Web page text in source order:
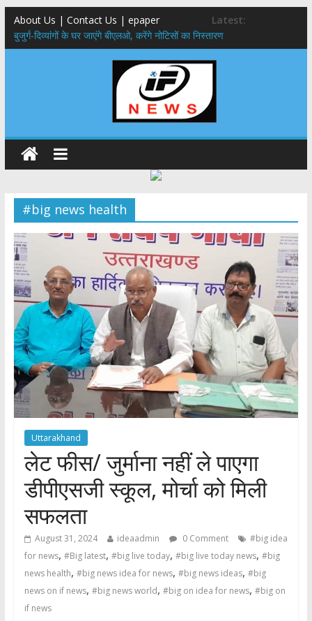
About Us | Contact Us | epaper
Latest:
बुजुर्ग-दिव्यांगों के घर जाएंगे बीएलओ, करेंगे नोटिसों का निस्तारण
24×7 अलर्ट मोड में रहें अधिकारी-मुख्य सचिव मानसून-एसईओसी से मुख्य सचिव ने
की विस्तृत समीक्षा कहा-बंद सड़कों को शीघ्र खोला जाए, लोगों को न हो दिक्कत
459 करोड़ से एचएनबी गढ़वाल विश्वविद्यालय में अनुसंधान संरचना होगी सुदृढ,उच्च
शिक्षा मंत्री धन सिंह रावत ने नवनियुक्त केन्द्रीय शिक्षा मंत्री से की मुलाकात
मुख्यमंत्री से महानिदेशक एनसीसी ने की शिष्टाचार भेंट,उत्तराखण्ड में एनसीसी के
विस्तार एवं आधुनिक आधारभूत संरचना के विकास पर हुई महत्वपूर्ण चर्चा
एमडीडीए बोर्ड बैठक, देहरादून और मसूरी के विकास के लिए 25 बड़े प्रस्तावों को मिली
हरी झंडी
#big news health
Uttarakhand
लेट फीस/ जुर्माना नहीं ले पाएगा
डीपीएसजी स्कूल, मोर्चा को मिली
सफलता
August 31, 2024 ideaadmin 0 Comment
#big idea
for news, #Big latest, #big live today, #big live today news, #big
news health, #big news idea for news, #big news ideas, #big
news on if news, #big news world, #big on idea for news, #big on
if news